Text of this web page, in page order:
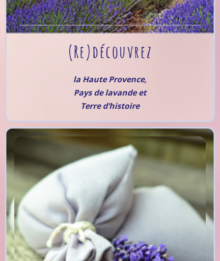
(Re)découvrez
la Haute Provence,
Pays de lavande et
Terre d’histoire